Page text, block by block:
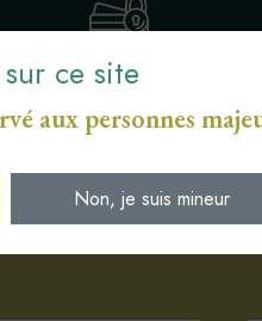
PAIEMENT SÉCURISÉ CB
d'articles
ce site
aux personnes
Non, je suis mineur